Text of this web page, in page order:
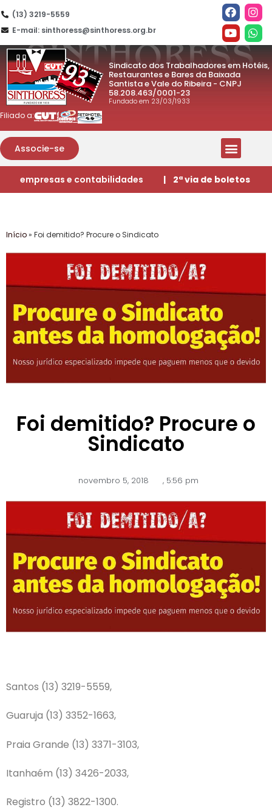
(13) 3219-5559
E-mail: sinthoress@sinthoress.org.br
Sindicato dos Trabalhadores em Hotéis,
Restaurantes e Bares da Baixada
Santista e Vale do Ribeira - CNPJ
58.208.463/0001-23
Fundado em 23/03/1933
Filiado a:
Associe-se
empresas e contabilidades | 2ª via de boletos
Início» Foi demitido? Procure o Sindicato
Foi demitido? Procure o
Sindicato
novembro 5, 2018 , 5:56 pm
Santos (13) 3219-5559,
Guaruja (13) 3352-1663,
Praia Grande (13) 3371-3103,
Itanhaém (13) 3426-2033,
Registro (13) 3822-1300.